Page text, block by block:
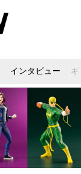
インタビュー